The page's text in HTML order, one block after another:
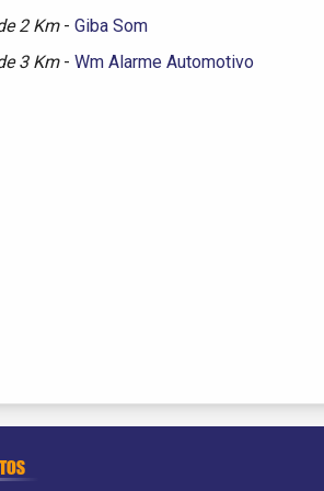
2 Km - Giba Som
3 Km - Wm Alarme Automotivo